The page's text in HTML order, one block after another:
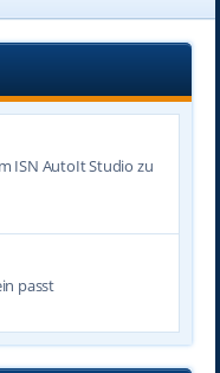
ISN AutoIt Studio zu
passt